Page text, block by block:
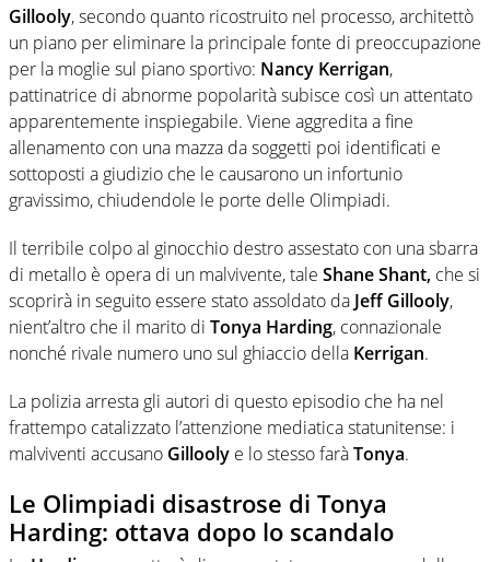
Gillooly, secondo quanto ricostruito nel processo, architettò
un piano per eliminare la principale fonte di preoccupazione
per la moglie sul piano sportivo: Nancy Kerrigan,
pattinatrice di abnorme popolarità subisce così un attentato
apparentemente inspiegabile. Viene aggredita a fine
allenamento con una mazza da soggetti poi identificati e
sottoposti a giudizio che le causarono un infortunio
gravissimo, chiudendole le porte delle Olimpiadi.
Il terribile colpo al ginocchio destro assestato con una sbarra
di metallo è opera di un malvivente, tale Shane Shant, che si
scoprirà in seguito essere stato assoldato da Jeff Gillooly,
nient’altro che il marito di Tonya Harding, connazionale
nonché rivale numero uno sul ghiaccio della Kerrigan.
La polizia arresta gli autori di questo episodio che ha nel
frattempo catalizzato l’attenzione mediatica statunitense: i
malviventi accusano Gillooly e lo stesso faràTonya.
Le Olimpiadi disastrose di Tonya
Harding: ottava dopo lo scandalo